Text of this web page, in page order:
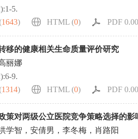
5.
1643) HTML (0) PDF
移的健康相关生命质量评价研究
丽娜
9.
1314) HTML (0) PDF
策对两级公立医院竞争策略选择的
学智，安倩男，李冬梅，肖路阳